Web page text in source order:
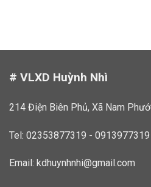
# VLXD Huỳnh Nhì
214 Điện Biên Phủ, Xã Nam
Tel: 02353877319 - 0913977319
Email: kdhuynhnhi@gmail.com